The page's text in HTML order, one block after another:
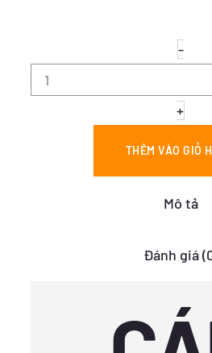
-CÁP
NHÔM
-
AsV
số
+
THÊM VÀO GIỎ
Mô tả
Đánh giá